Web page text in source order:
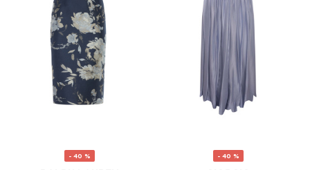
- 40 % - 40 %